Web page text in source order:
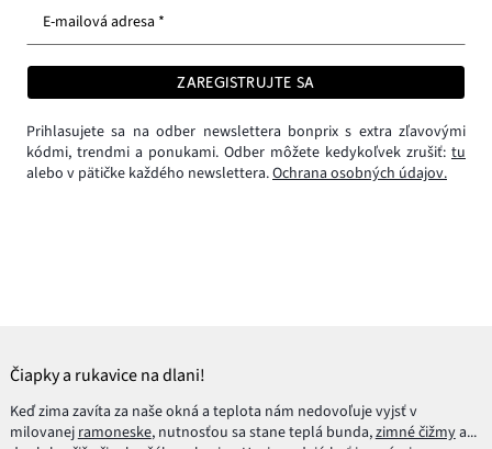
E-mailová adresa *
ZAREGISTRUJTE SA
Prihlasujete sa na odber newslettera bonprix s extra zľavovými
kódmi, trendmi a ponukami. Odber môžete kedykoľvek zrušiť: tu
alebo v pätičke každého newslettera.Ochrana osobných údajov.
Čiapky a rukavice na dlani!
Keď zima zavíta za naše okná a teplota nám nedovoľuje vyjsť v
milovanejramoneske, nutnosťou sa stane teplá bunda,zimné čižmya...